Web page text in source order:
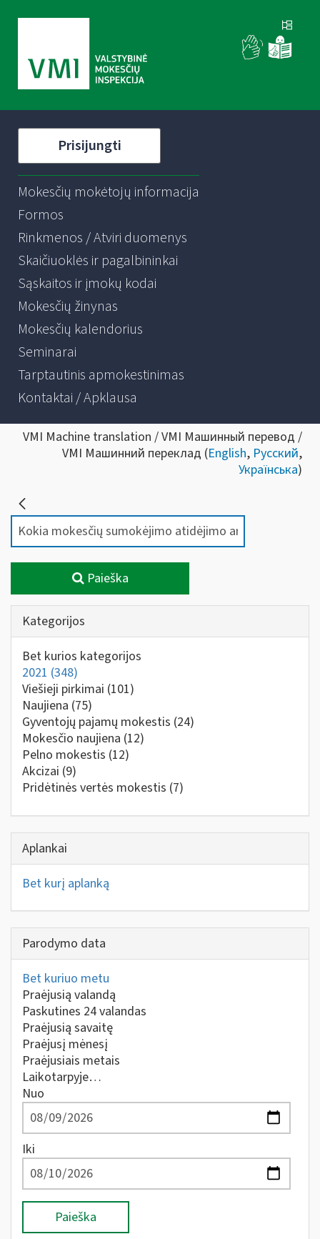
Prisijungti
Mokesčių mokėtojų informacija
Formos
Rinkmenos / Atviri duomenys
Skaičiuoklės ir pagalbininkai
Sąskaitos ir įmokų kodai
Mokesčių žinynas
Mokesčių kalendorius
Seminarai
Tarptautinis apmokestinimas
Kontaktai / Apklausa
VMI Machine translation / VMI Машинный перевод /
VMI Машинний переклад (English, Русский,
Українська)
Paieška
Kategorijos
Bet kurios kategorijos
2021 (348)
Viešieji pirkimai (101)
Naujiena (75)
Gyventojų pajamų mokestis (24)
Mokesčio naujiena (12)
Pelno mokestis (12)
Akcizai (9)
Pridėtinės vertės mokestis (7)
Aplankai
Bet kurį aplanką
Parodymo data
Bet kuriuo metu
Praėjusią valandą
Paskutines 24 valandas
Praėjusią savaitę
Praėjusį mėnesį
Praėjusiais metais
Laikotarpyje…
Nuo
Iki
Paieška